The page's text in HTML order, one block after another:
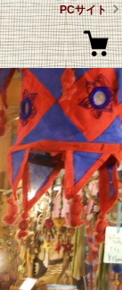
PCサイト